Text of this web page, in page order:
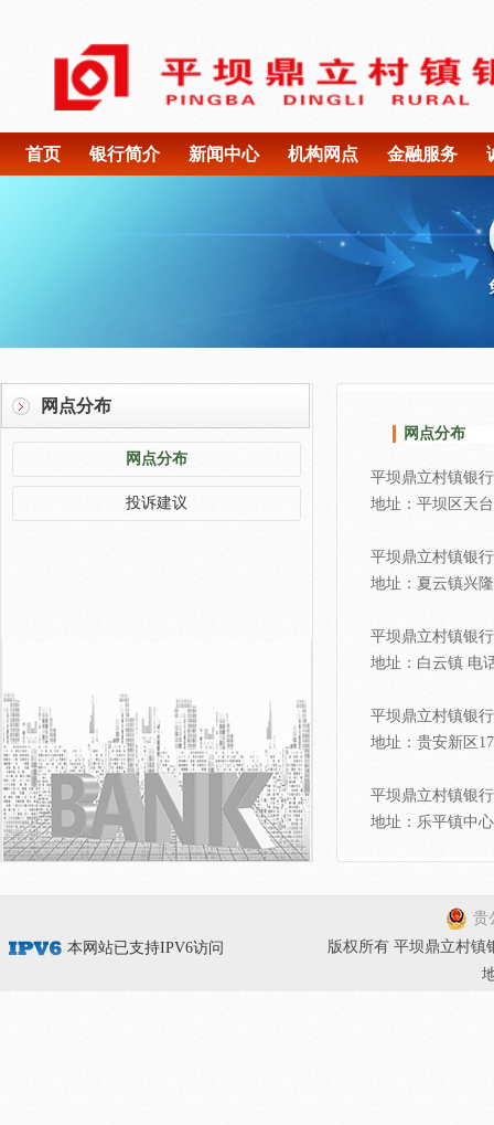
首页 银行简介 新闻中心 机构网点 金融服务
网点分布
网点分布
投诉建议
网点分布
平坝鼎立村镇银
地址：平坝区天
平坝鼎立村镇银
地址：夏云镇兴
平坝鼎立村镇银
地址：白云镇 电
平坝鼎立村镇银
地址：贵安新区
平坝鼎立村镇银
地址：乐平镇中
本网站已支持IPV6访问
贵
版权所有 平坝鼎立村镇